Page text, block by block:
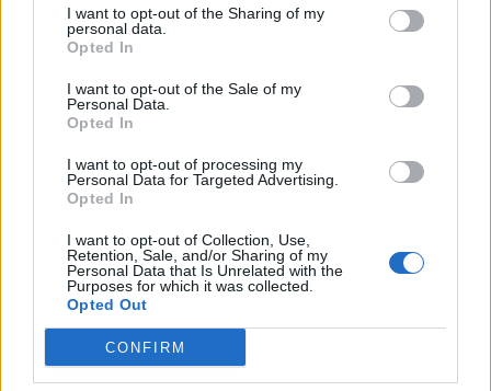
I want to opt-out of the Sharing of my
personal data.
Opted In
I want to opt-out of the Sale of my
Personal Data.
Opted In
I want to opt-out of processing my
Personal Data for Targeted Advertising.
Opted In
I want to opt-out of Collection, Use,
Retention, Sale, and/or Sharing of my
Personal Data that Is Unrelated with the
Purposes for which it was collected.
Opted Out
CONFIRM
Διεθνή
αβεβαιότητα των πολιτών της Ευρώπης
04.02.26
Το νέο "Ευρωβαρόμετρο" καταγράφει με ψυχρή ακρίβεια αυτή
την αντίφαση. Oι πολίτες που ανησυχούν βαθιά για πολέμους,